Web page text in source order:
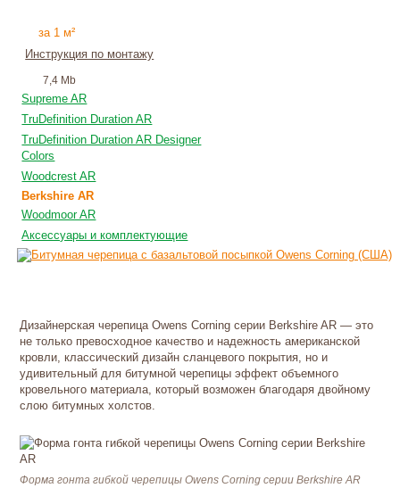
за 1 м²
Инструкция по монтажу
7,4 Mb
Supreme AR
TruDefinition Duration AR
TruDefinition Duration AR Designer
Colors
Woodcrest AR
Berkshire AR
Woodmoor AR
Аксессуары и комплектующие
Дизайнерская черепица Owens Corning серии Berkshire AR — это
не только превосходное качество и надежность американской
кровли, классический дизайн сланцевого покрытия, но и
удивительный для битумной черепицы эффект объемного
кровельного материала, который возможен благодаря двойному
слою битумных холстов.
Форма гонта гибкой черепицы Owens Corning серии Berkshire AR